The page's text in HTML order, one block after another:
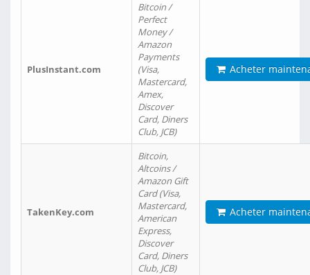
PlusInstant.com
Bitcoin /
Perfect
Money /
Amazon
Payments
(Visa,
Mastercard,
Amex,
Discover
Card, Diners
Club, JCB)
Acheter
TakenKey.com
Bitcoin,
Altcoins /
Amazon Gift
Card (Visa,
Mastercard,
American
Express,
Discover
Card, Diners
Club, JCB)
Acheter